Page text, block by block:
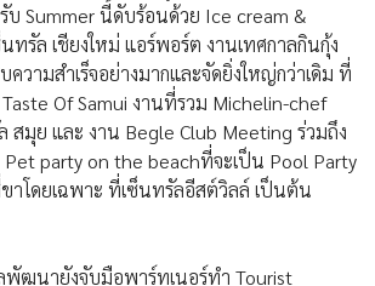
บ Summer นี้ดับร้อนด้วย Ice cream &
ทรัล เชียงใหม่ แอร์พอร์ต งานเทศกาลกินกุ้ง
วามสำเร็จอย่างมากและจัดยิ่งใหญ่กว่าเดิม ที่
Of Samui งานที่รวม Michelin-chef
สมุย และ งาน Begle Club Meeting ร่วมถึง
Pet party on the beachที่จะเป็น Pool Party
าโดยเฉพาะ ที่เซ็นทรัลอีสต์วิลล์ เป็นต้น
พัฒนายังจับมือพาร์ทเนอร์ทำ Tourist